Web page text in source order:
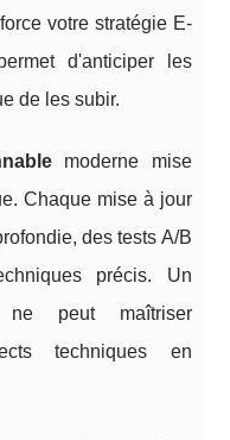
votre stratégie E-
d'anticiper les
de les subir.
moderne mise
Chaque mise à jour
des tests A/B
précis. Un
ne peut maîtriser
techniques en